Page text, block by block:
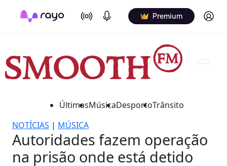
On Air Podcasts Premium Log in
ÚltimasMúsicaDesportoTrânsito
NOTÍCIAS | MÚSICA
Autoridades fazem operação
na prisão onde está detido